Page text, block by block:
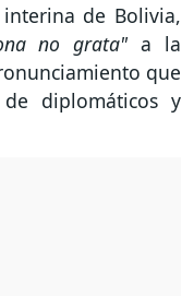
de Bolivia,
no grata"a la
que
diplomáticos y